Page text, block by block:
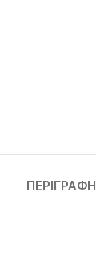
ΠΕΡΙΓΡΑΦΉ